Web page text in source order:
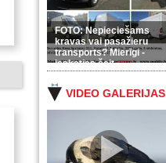
FOTO: Nepieciešams
kravas vai pasažieru
transports? Mierīgi -
ieskaties šeit(35)
VIDEO GALERIJAS